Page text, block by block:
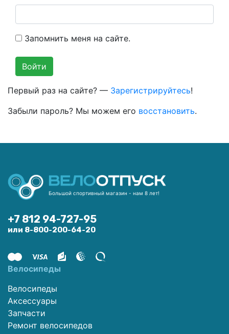
Запомнить меня на сайте.
Первый раз на сайте? — Зарегистрируйтесь!
Забыли пароль? Мы можем его восстановить.
Большой спортивный магазин - нам 8 лет!
+7 812 94-727-95
или 8-800-200-64-20
Велосипеды
Велосипеды
Аксессуары
Запчасти
Ремонт велосипедов